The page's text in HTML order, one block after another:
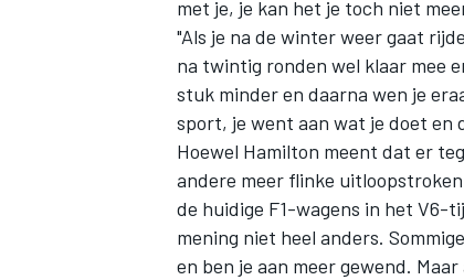
met je, je kan het je toch niet
"Als je na de winter weer gaat
na twintig ronden wel klaar mee
stuk minder en daarna wen je
sport, je went aan wat je doet en
Hoewel Hamilton meent dat er
andere meer flinke
de huidige F1-wagens in het V6-
mening niet heel anders.
en ben je aan meer gewend.